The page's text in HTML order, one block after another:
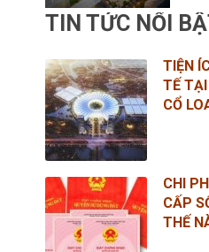
TIN TỨC NỔI
TIỆN
TẾ
CỔ
CHI
CẤP
THẾ